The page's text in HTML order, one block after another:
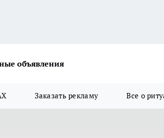
объявления
Заказать рекламу Все о